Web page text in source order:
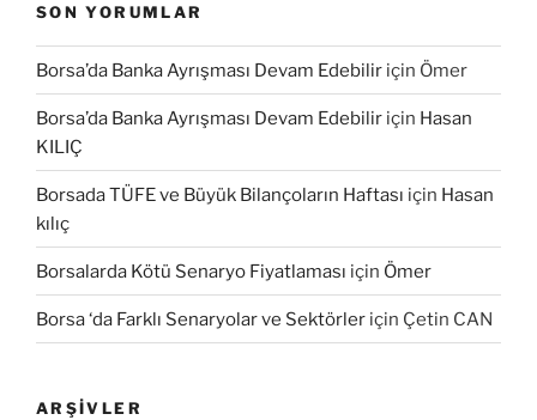
SON YORUMLAR
Borsa’da Banka Ayrışması Devam Edebilir için Ömer
Borsa’da Banka Ayrışması Devam Edebilir için Hasan
KILIÇ
Borsada TÜFE ve Büyük Bilançoların Haftası için Hasan
kılıç
Borsalarda Kötü Senaryo Fiyatlaması için Ömer
Borsa ‘da Farklı Senaryolar ve Sektörler için Çetin CAN
ARŞIVLER